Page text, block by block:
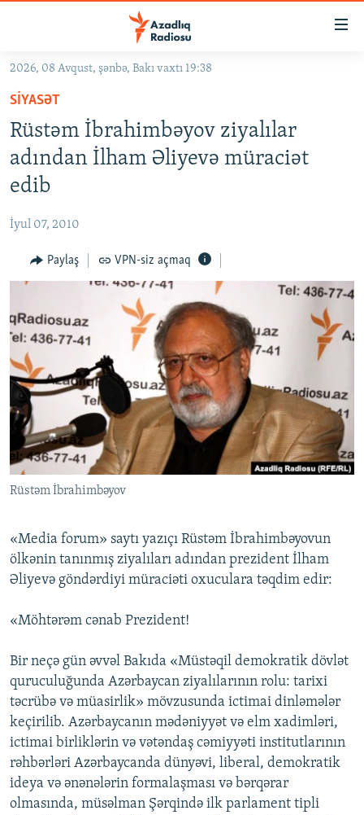
Əsas
qayıt
Əsas
naviqasiyaya
qayıt
Axtarışa
GÜNDƏM
KORRUPSIOMETR
#ƏSLINDƏ
QANUNI DOĞRU
ARAŞDIRMA
VIDEO
İNFOQRAFIKA
KARIKATURA
RADIO ARXIV
AZƏRBAYCAN ƏDƏBIYYATI KITABXANASI
İSLAM VƏ DEMOKRATIYA
İZ - MƏDƏNIYYƏT PROQRAMI
HAQQIMIZDA
MISSIYAMIZ
PEŞƏ ETIKASI VƏ JURNALISTIKA STANDARTLARIMIZ
MATERIALLARIMIZDAN ISTIFADƏ
AZADLIQRADIOSU MOBIL TELEFONUNUZDA
BIZIMLƏ ƏLAQƏ
BIZI IZLƏ
RFE/RL-in bütün saytları
2026, 08 Avqust, şənbə, Bakı vaxtı 19:38
SIYASƏT
Rüstəm İbrahimbəyov ziyalılar
adından İlham Əliyevə müraciət
edib
İyul 07, 2010
Paylaş VPN-siz açmaq
Rüstəm İbrahimbəyov
«Media forum» saytı yazıçı Rüstəm İbrahimbəyovun
ölkənin tanınmış ziyalıları adından prezident İlham
Əliyevə göndərdiyi müraciəti oxuculara təqdim edir:
«Möhtərəm cənab Prezident!
Bir neçə gün əvvəl Bakıda «Müstəqil demokratik dövlət
quruculuğunda Azərbaycan ziyalılarının rolu: tarixi
təcrübə və müasirlik» mövzusunda ictimai dinləmələr
keçirilib. Azərbaycanın mədəniyyət və elm xadimləri,
ictimai birliklərin və vətəndaş cəmiyyəti institutlarının
rəhbərləri Azərbaycanda dünyəvi, liberal, demokratik
ideya və ənənələrin formalaşması və bərqərar
olmasında, müsəlman Şərqində ilk parlament tipli